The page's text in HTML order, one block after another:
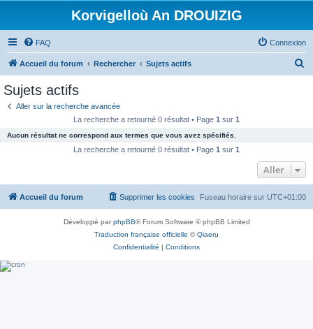
Korvigelloù An DROUIZIG
FAQ Connexion
Accueil du forum Rechercher Sujets actifs
c
e
Sujets actifs
Aller sur la recherche avancée
La recherche a retourné 0 résultat • Page 1 sur 1
Aucun résultat ne correspond aux termes que vous avez spécifiés.
La recherche a retourné 0 résultat • Page 1 sur 1
Aller
Accueil du forum Fuseau horaire sur UTC+01:00
Supprimer les cookies
Développé parphpBB® Forum Software © phpBB Limited
Traduction française officielle ©Qiaeru
Confidentialité | Conditions